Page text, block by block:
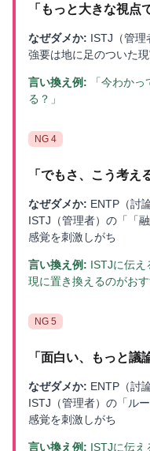
「 もっと大きな視点
なぜダメか: ISTJ（管理
強要は地に足のついた
言い換え例:
「今わか
る？」
NG 4
「 でもさ、こう考え
なぜダメか: ENTP（討
ISTJ（管理者）の「「
感覚を刺激しがち
言い換え例: ISTJに伝え
現に置き換えるのがお
NG 5
「 面白い、もっと議
なぜダメか: ENTP（討
ISTJ（管理者）の「ル
感覚を刺激しがち
言い換え例: ISTJに伝え